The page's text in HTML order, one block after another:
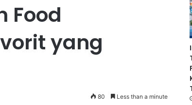
Food
yang
80 Less than a minute